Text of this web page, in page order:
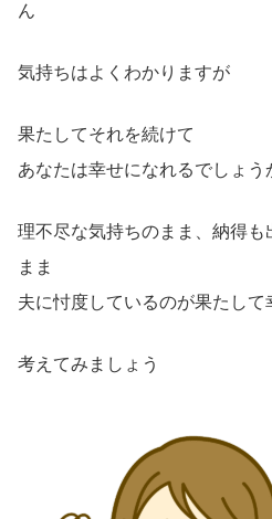
ん
気持ちはよくわかりますが
果たしてそれを続けて
あなたは幸せになれるでしょう
理不尽な気持ちのまま、納得
まま
夫に忖度しているのが果たして
考えてみましょう